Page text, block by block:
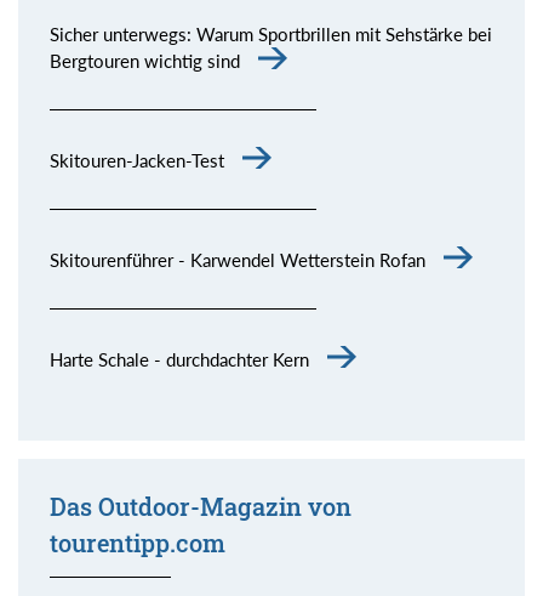
Sicher unterwegs: Warum Sportbrillen mit Sehstärke bei
Bergtouren wichtig sind
Skitouren-Jacken-Test
Skitourenführer - Karwendel Wetterstein Rofan
Harte Schale - durchdachter Kern
Das Outdoor-Magazin von
tourentipp.com